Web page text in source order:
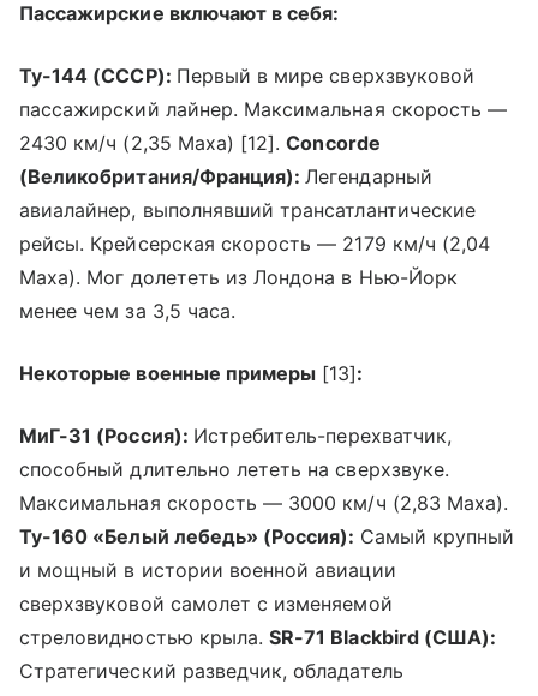
Пассажирские включают в себя:
Ту-144 (СССР): Первый в мире сверхзвуковой
пассажирский лайнер. Максимальная скорость —
2430 км/ч (2,35 Маха) [12].Concorde
(Великобритания/Франция):Легендарный
авиалайнер, выполнявший трансатлантические
рейсы. Крейсерская скорость — 2179 км/ч (2,04
Маха). Мог долететь из Лондона в Нью-Йорк
менее чем за 3,5 часа.
Некоторые военные примеры [13]:
МиГ-31 (Россия): Истребитель-перехватчик,
способный длительно лететь на сверхзвуке.
Максимальная скорость — 3000 км/ч (2,83 Маха).
Ту-160 «Белый лебедь» (Россия): Самый крупный
и мощный в истории военной авиации
сверхзвуковой самолет с изменяемой
стреловидностью крыла.SR-71 Blackbird (США):
Стратегический разведчик, обладатель